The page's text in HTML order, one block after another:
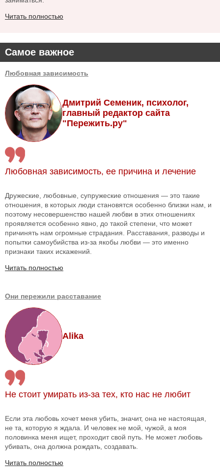
Самое важное
Любовная зависимость
Дмитрий Семеник, психолог,
главный редактор сайта
"Пережить.ру"
Любовная зависимость, ее причина и лечение
Дружеские, любовные, супружеские отношения — это такие
отношения, в которых люди становятся особенно близки нам, и
поэтому несовершенство нашей любви в этих отношениях
проявляется особенно явно, до такой степени, что может
причинять нам огромные страдания. Расставания, разводы и
попытки самоубийства из-за якобы любви — это именно
признаки таких искажений.
Читать полностью
Они пережили расставание
Alika
Не стоит умирать из-за тех, кто нас не любит
Если эта любовь хочет меня убить, значит, она не настоящая,
не та, которую я ждала. И человек не мой, чужой, а моя
половинка меня ищет, проходит свой путь. Не может любовь
убивать, она должна рождать, создавать.
Читать полностью
Читать полностью